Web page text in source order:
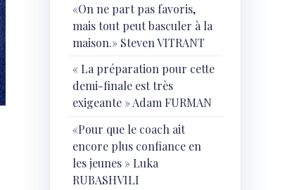
«On ne part pas favoris,
mais tout peut basculer à la
maison.» Steven VITRANT
« ⁠La préparation pour cette
demi-finale est très
exigeante » Adam FURMAN
«Pour que le coach ait
encore plus confiance en
les jeunes » Luka
RUBASHVILI